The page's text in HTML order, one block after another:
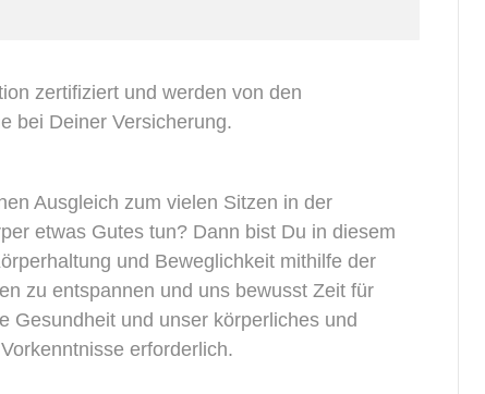
zertifiziert und werden von den
bei Deiner Versicherung.
Ausgleich zum vielen Sitzen in der
etwas Gutes tun? Dann bist Du in diesem
und Beweglichkeit mithilfe der
zu entspannen und uns bewusst Zeit für
Gesundheit und unser körperliches und
erforderlich.